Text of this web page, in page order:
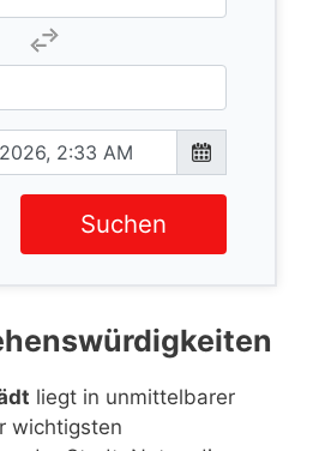
Suchen
liegt in unmittelbarer
wichtigsten